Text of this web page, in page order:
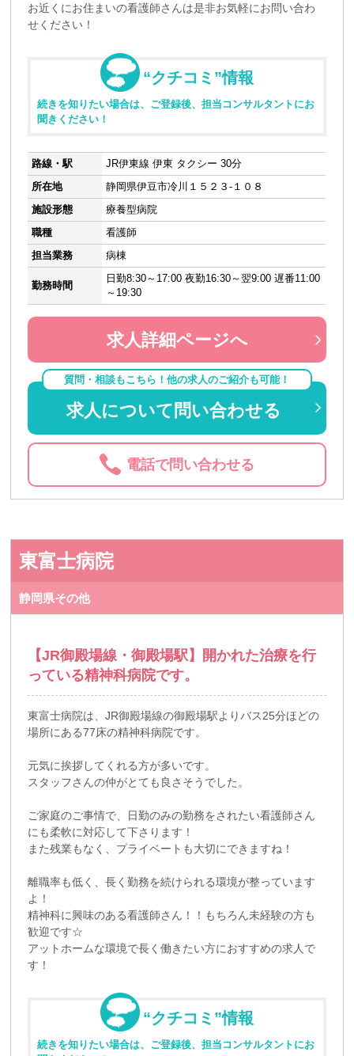
お近くにお住まいの看護師さんは是非お気軽にお問い合わ
せください！
“クチコミ”情報
続きを知りたい場合は、ご登録後、担当コンサルタントにお
聞きください！
路線・駅
JR伊東線 伊東 タクシー 30分
所在地
静岡県伊豆市冷川１５２３-１０８
施設形態
療養型病院
職種
看護師
担当業務
病棟
勤務時間
日勤8:30～17:00 夜勤16:30～翌9:00 遅番11:00
～19:30
求人詳細ページへ
質問・相談もこちら！他の求人のご紹介も可能！
求人について問い合わせる
電話で問い合わせる
東富士病院
静岡県その他
【JR御殿場線・御殿場駅】開かれた治療を行
っている精神科病院です。
東富士病院は、JR御殿場線の御殿場駅よりバス25分ほどの
場所にある77床の精神科病院です。
元気に挨拶してくれる方が多いです。
スタッフさんの仲がとても良さそうでした。
ご家庭のご事情で、日勤のみの勤務をされたい看護師さん
にも柔軟に対応して下さります！
また残業もなく、プライベートも大切にできますね！
離職率も低く、長く勤務を続けられる環境が整っています
よ！
精神科に興味のある看護師さん！！もちろん未経験の方も
歓迎です☆
アットホームな環境で長く働きたい方におすすめの求人で
す！
“クチコミ”情報
続きを知りたい場合は、ご登録後、担当コンサルタントにお